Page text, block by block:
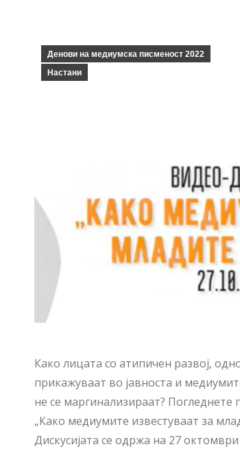
Денови на медиумска писменост 2022
Настани
Како лицата со атипичен развој,
прикажуваат во јавноста и
не се маргинализираат? Погледнете
„Како медиумите известуваат за
Дискусијата се одржа на 27